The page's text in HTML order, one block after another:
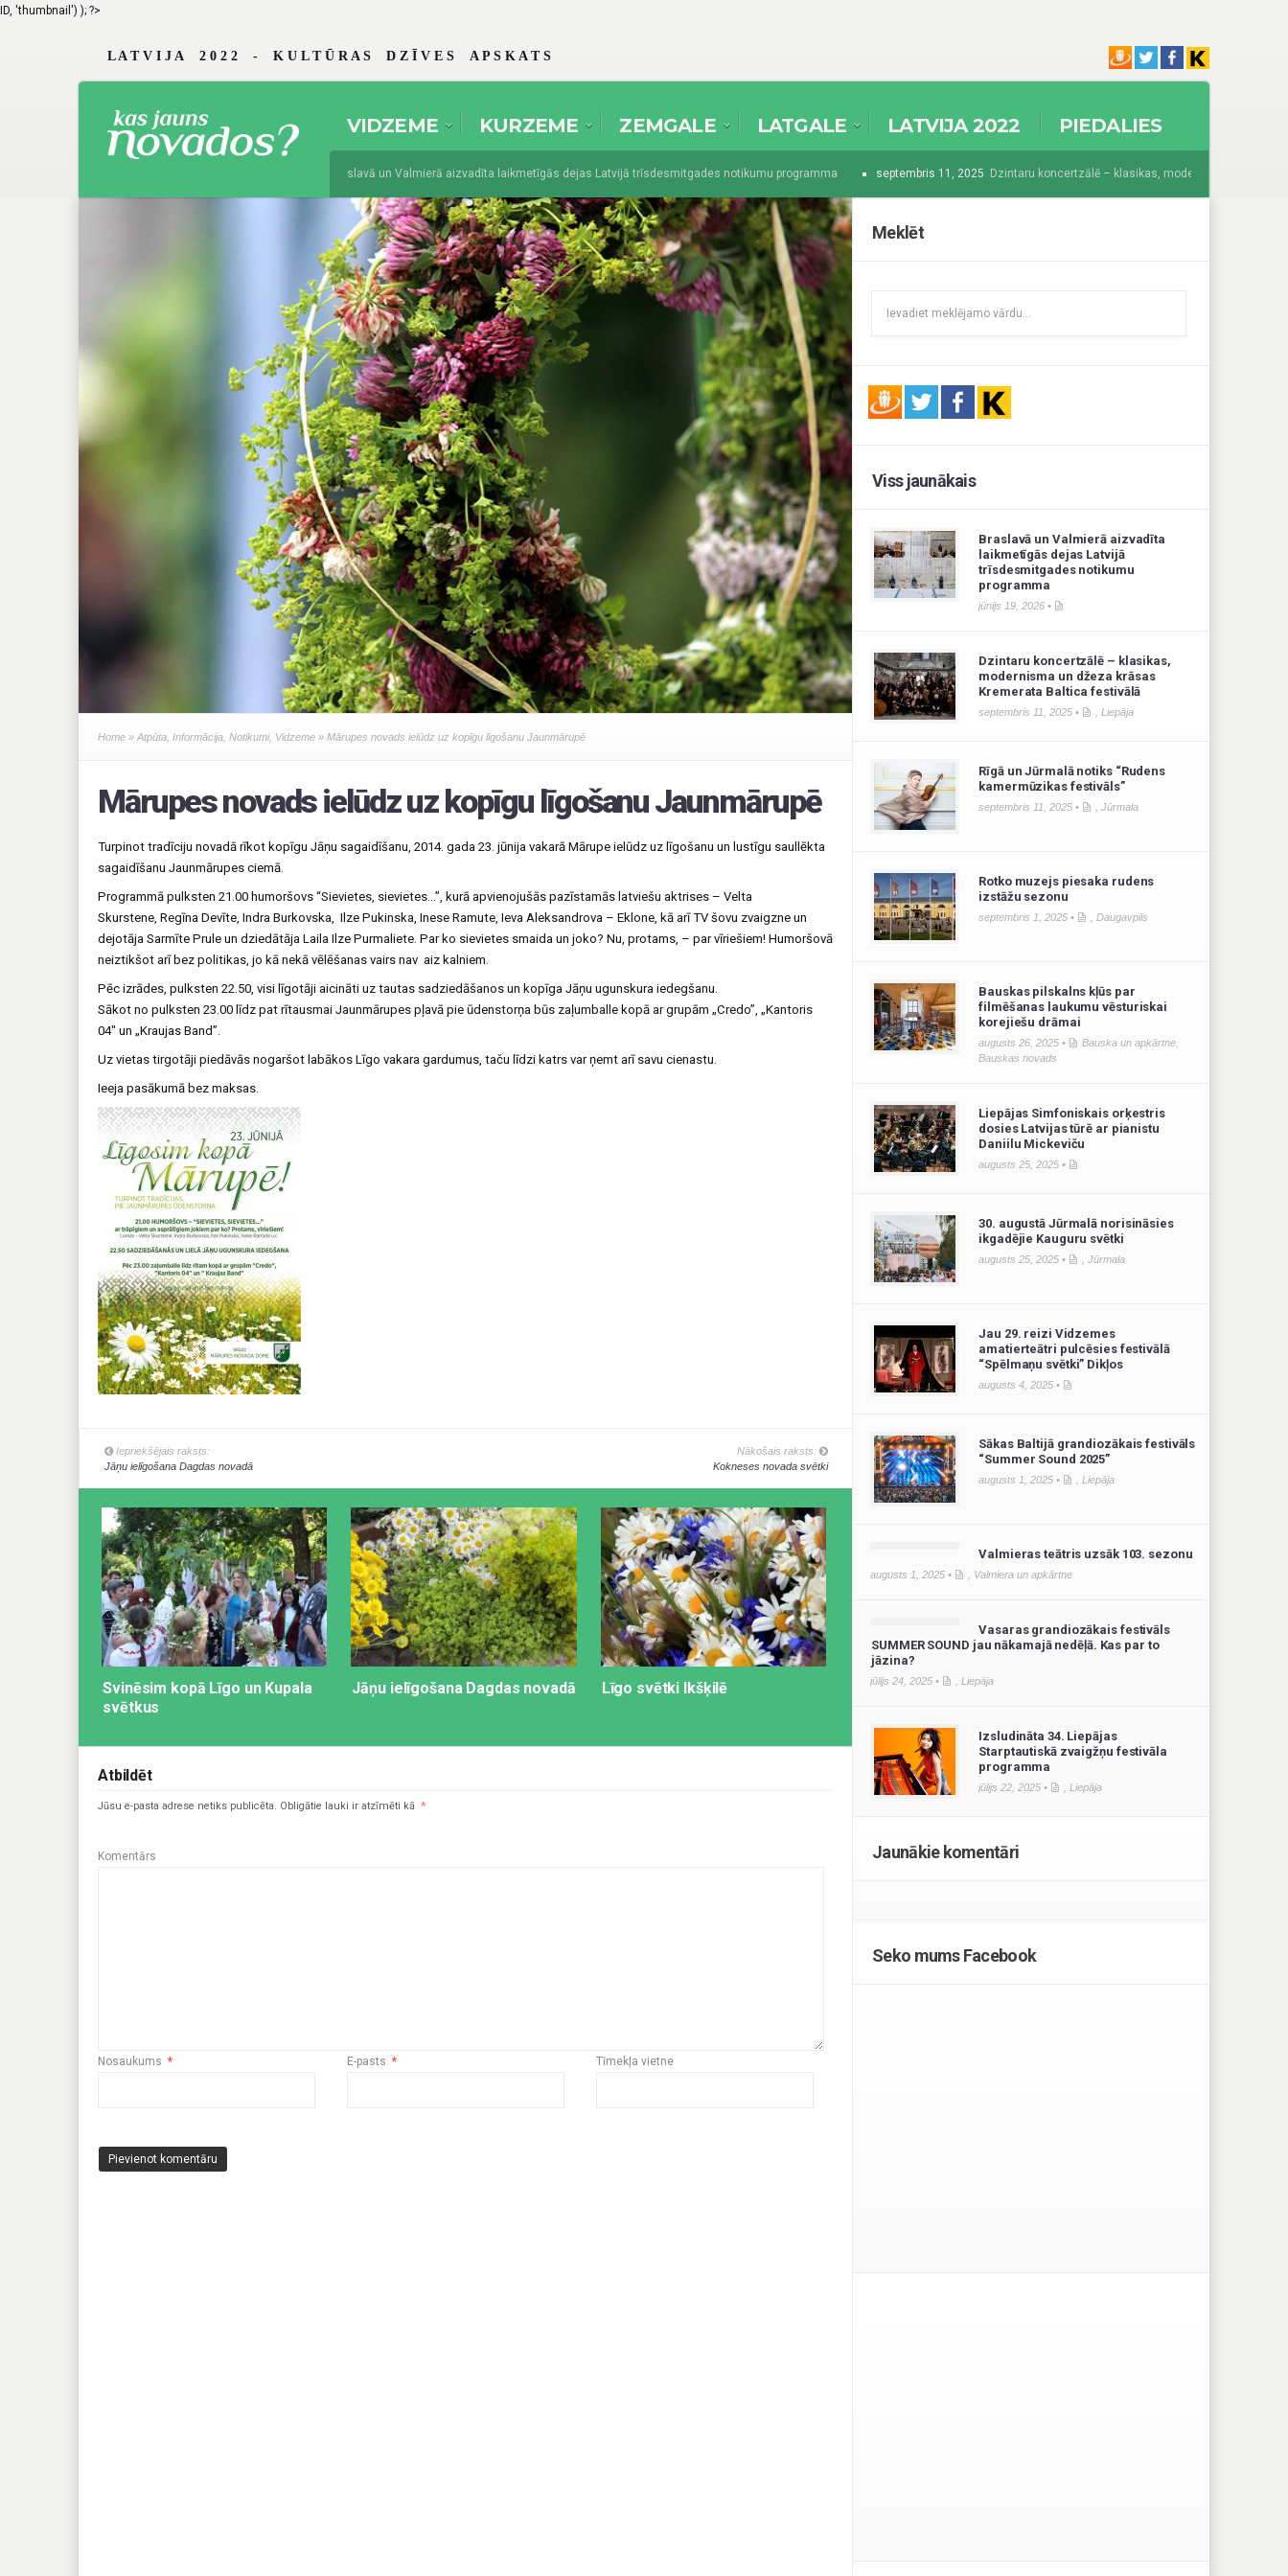
ID, 'thumbnail') ); ?>
L A T V I J A 2 0 2 2 - K U L T Ū R A S D Z Ī V E S A P S K A T S
VIDZEME KURZEME ZEMGALE LATGALE LATVIJA 2022 PIEDALIES
Braslavā un Valmierā aizvadīta laikmetīgās dejas Latvijā trīsdesmitgades notikumu programma septembris 11, 2025 Dzintaru koncertzālē – klasikas, modernisma un džeza
Home » Atpūta, Informācija, Notikumi, Vidzeme » Mārupes novads ielūdz uz kopīgu līgošanu Jaunmārupē
Mārupes novads ielūdz uz kopīgu līgošanu Jaunmārupē
Turpinot tradīciju novadā rīkot kopīgu Jāņu sagaidīšanu, 2014. gada 23. jūnija vakarā Mārupe ielūdz uz līgošanu un lustīgu saullēkta
sagaidīšanu Jaunmārupes ciemā.
Programmā pulksten 21.00 humoršovs “Sievietes, sievietes…”, kurā apvienojušās pazīstamās latviešu aktrises – Velta
Skurstene, Regīna Devīte, Indra Burkovska, Ilze Pukinska, Inese Ramute, Ieva Aleksandrova – Eklone, kā arī TV šovu zvaigzne un
dejotāja Sarmīte Prule un dziedātāja Laila Ilze Purmaliete. Par ko sievietes smaida un joko? Nu, protams, – par vīriešiem! Humoršovā
neiztikšot arī bez politikas, jo kā nekā vēlēšanas vairs nav aiz kalniem.
Pēc izrādes, pulksten 22.50, visi līgotāji aicināti uz tautas sadziedāšanos un kopīga Jāņu ugunskura iedegšanu.
Sākot no pulksten 23.00 līdz pat rītausmai Jaunmārupes pļavā pie ūdenstorņa būs zaļumballe kopā ar grupām „Credo”, „Kantoris
04″ un „Kraujas Band”.
Uz vietas tirgotāji piedāvās nogaršot labākos Līgo vakara gardumus, taču līdzi katrs var ņemt arī savu cienastu.
Ieeja pasākumā bez maksas.
Iepriekšējais raksts:
Jāņu ielīgošana Dagdas novadā
Nākošais raksts:
Kokneses novada svētki
Svinēsim kopā Līgo un Kupala
svētkus
Jāņu ielīgošana Dagdas novadā Līgo svētki Ikšķilē
Atbildēt
Jūsu e-pasta adrese netiks publicēta. Obligātie lauki ir atzīmēti kā *
Komentārs
Nosaukums * E-pasts * Tīmekļa vietne
Meklēt
Viss jaunākais
Braslavā un Valmierā aizvadīta
laikmetīgās dejas Latvijā
trīsdesmitgades notikumu
programma
jūnijs 19, 2026 •
Dzintaru koncertzālē – klasikas,
modernisma un džeza krāsas
Kremerata Baltica festivālā
septembris 11, 2025 • ,Liepāja
Rīgā un Jūrmalā notiks “Rudens
kamermūzikas festivāls”
septembris 11, 2025 • ,Jūrmala
Rotko muzejs piesaka rudens
izstāžu sezonu
septembris 1, 2025 • ,Daugavpils
Bauskas pilskalns kļūs par
filmēšanas laukumu vēsturiskai
korejiešu drāmai
augusts 26, 2025 • Bauska un apkārtne
Bauskas novads
Liepājas Simfoniskais orķestris
dosies Latvijas tūrē ar pianistu
Daniilu Mickeviču
augusts 25, 2025 •
30. augustā Jūrmalā norisināsies
ikgadējie Kauguru svētki
augusts 25, 2025 • ,Jūrmala
Jau 29. reizi Vidzemes
amatierteātri pulcēsies festivālā
“Spēlmaņu svētki” Dikļos
augusts 4, 2025 •
Sākas Baltijā grandiozākais festivāls
“Summer Sound 2025”
augusts 1, 2025 • ,Liepāja
Valmieras teātris uzsāk 103. sezonu
augusts 1, 2025 • Valmiera un apkārtne
Vasaras grandiozākais festivāls
SUMMER SOUND jau nākamajā nedēļā. Kas par to
jāzina?
jūlijs 24, 2025 • ,Liepāja
Izsludināta 34. Liepājas
Starptautiskā zvaigžņu festivāla
programma
jūlijs 22, 2025 • ,Liepāja
Jaunākie komentāri
Seko mums Facebook